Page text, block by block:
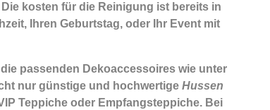
kosten für die Reinigung ist bereits in
Ihren Geburtstag, oder Ihr Event mit
passenden Dekoaccessoires wie unter
nur günstige und hochwertige Hussen
Teppiche oder Empfangsteppiche. Bei